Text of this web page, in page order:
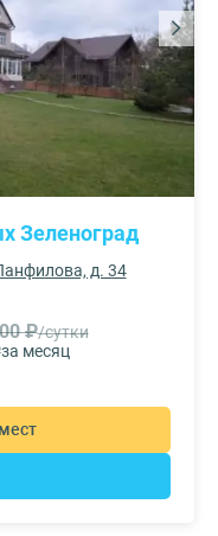
Зеленоград
д. 34
₽/сутки
за месяц